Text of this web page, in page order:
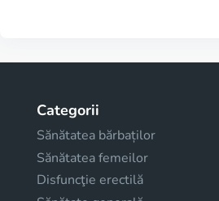
Categorii
Sănătatea bărbaților
Sănătatea femeilor
Disfuncţie erectilă